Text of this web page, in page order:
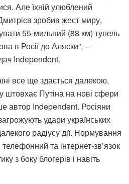
Але їхній улюблений
зробив жест миру,
55-мильний (88 км) тунель
в Росії до Аляски”, –
Independent.
все ще здається далекою,
штовхає Путіна на нові сфери
автор Independent. Росіяни
удари українських
радіусу дії. Нормування
та інтернет-зв’язок
з боку блогерів і навіть